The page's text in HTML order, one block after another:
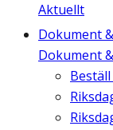
Aktuellt
Dokument
Dokument